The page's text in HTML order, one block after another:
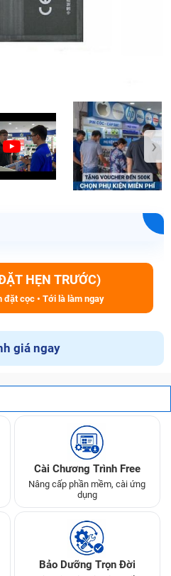
›
HẸN TRƯỚC)
đặt cọc • Tới là làm ngay
giá ngay
Cài Chương Trình Free
Nâng cấp phần mềm, cài ứng
dụng
Bảo Dưỡng Trọn Đời